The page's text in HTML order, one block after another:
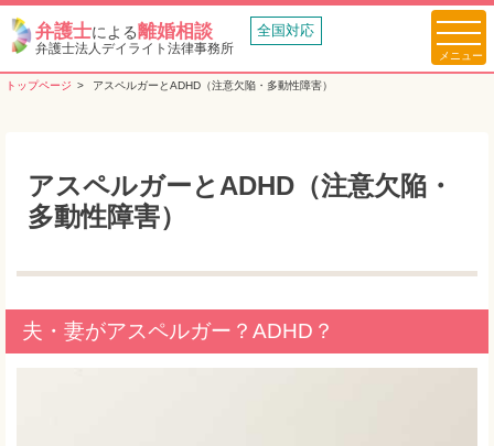
弁護士による離婚相談
弁護士法人デイライト法律事務所
全国対応
トップページ アスペルガーとADHD（注意欠陥・多動性障害）
アスペルガーとADHD（注意欠陥・
多動性障害）
夫・妻がアスペルガー？ADHD？